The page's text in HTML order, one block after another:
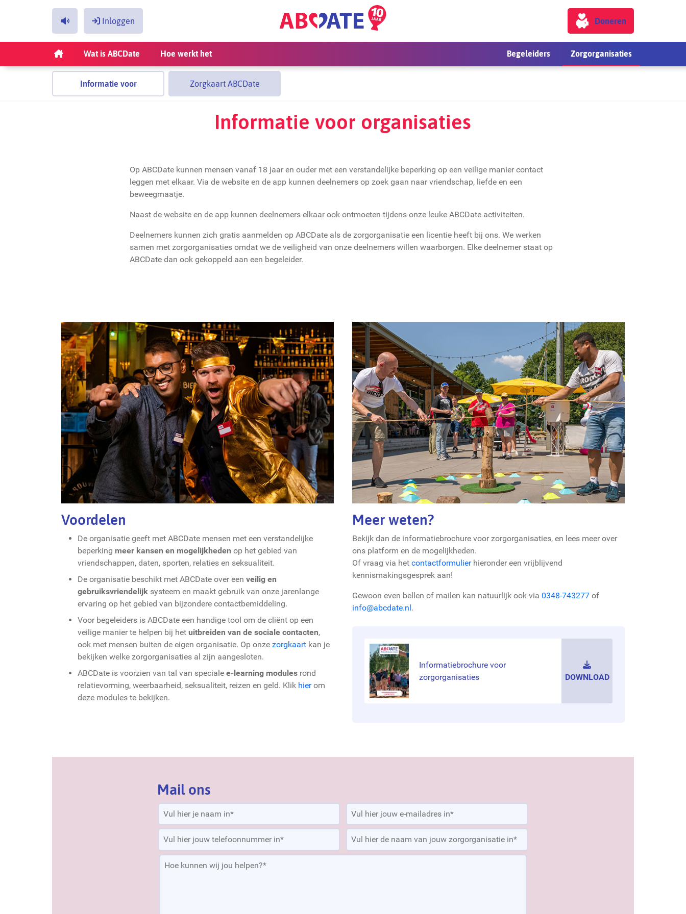
Inloggen
Inloggen
Wachtwoord vergeten?
Doneren
Wat is ABCDate Hoe werkt het Begeleiders Zorgorganisaties
Informatie voor Zorgkaart ABCDate
Informatie voor organisaties
Op ABCDate kunnen mensen vanaf 18 jaar en ouder met een verstandelijke beperking op een veilige manier contact
leggen met elkaar. Via de website en de app kunnen deelnemers op zoek gaan naar vriendschap, liefde en een
beweegmaatje.
Naast de website en de app kunnen deelnemers elkaar ook ontmoeten tijdens onze leuke ABCDate activiteiten.
Deelnemers kunnen zich gratis aanmelden op ABCDate als de zorgorganisatie een licentie heeft bij ons. We werken
samen met zorgorganisaties omdat we de veiligheid van onze deelnemers willen waarborgen. Elke deelnemer staat op
ABCDate dan ook gekoppeld aan een begeleider.
Voordelen
De organisatie geeft met ABCDate mensen met een verstandelijke
beperking meer kansen en mogelijkheden op het gebied van
vriendschappen, daten, sporten, relaties en seksualiteit.
De organisatie beschikt met ABCDate over een veilig en
gebruiksvriendelijk systeem en maakt gebruik van onze jarenlange
ervaring op het gebied van bijzondere contactbemiddeling.
Voor begeleiders is ABCDate een handige tool om de cliënt op een
veilige manier te helpen bij het uitbreiden van de sociale contacten,
ook met mensen buiten de eigen organisatie. Op onze zorgkaart kan je
bekijken welke zorgorganisaties al zijn aangesloten.
ABCDate is voorzien van tal van speciale e-learning modules rond
relatievorming, weerbaarheid, seksualiteit, reizen en geld. Klik hierom
deze modules te bekijken.
Meer weten?
Bekijk dan de informatiebrochure voor zorgorganisaties, en lees meer over
ons platform en de mogelijkheden.
Of vraag via het contactformulierhieronder een vrijblijvend
kennismakingsgesprek aan!
Gewoon even bellen of mailen kan natuurlijk ook via 0348-743277 of
info@abcdate.nl.
Informatiebrochure voor
zorgorganisaties
DOWNLOAD
Mail ons